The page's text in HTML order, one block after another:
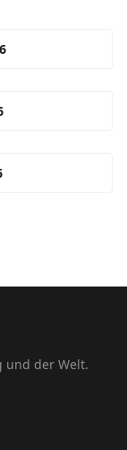
und der Welt.